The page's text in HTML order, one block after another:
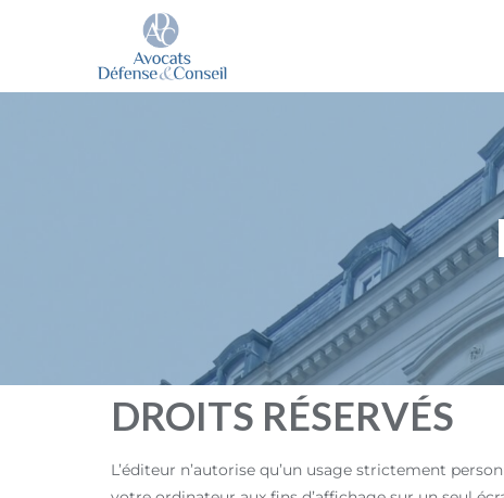
DROITS RÉSERVÉS
L’éditeur n’autorise qu’un usage strictement